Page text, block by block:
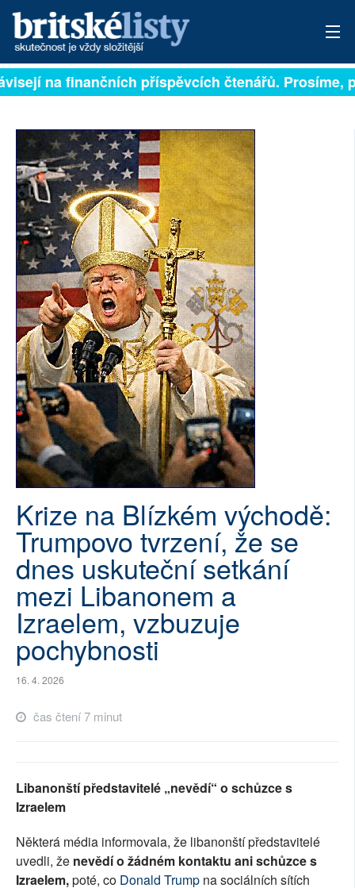
PŘIHLÁSIT
ARCHIV
ROZHOVORY
TÉMATA
NEJČTENĚJŠÍ ZA 7 DNÍ
AUTOŘI
PŘÍSPĚVKY NA PROVOZ
SOCIÁLNÍ SÍTĚ
RUBRIKY
PLNÁ VERZE STRÁNEK
na finančních příspěvcích čtenářů. Prosíme,
Krize na Blízkém východě:
Trumpovo tvrzení, že se
dnes uskuteční setkání
mezi Libanonem a
Izraelem, vzbuzuje
pochybnosti
16. 4. 2026
čas čtení 7 minut
Libanonští představitelé „nevědí“ o schůzce s
Izraelem
Některá média informovala, že libanonští představitelé
uvedli, že nevědí o žádném kontaktu ani schůzce s
Izraelem,poté, co Donald Trump na sociálních sítích